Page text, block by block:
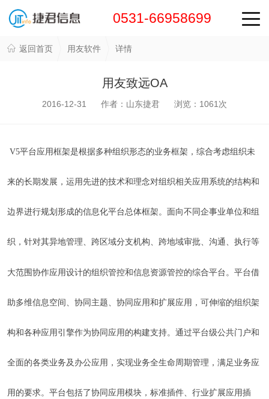
0531-66958699
返回首页 用友软件 详情
用友致远OA
2016-12-31 作者：山东捷君 浏览： 1061 次
V5平台应用框架是根据多种组织形态的业务框架，综合考虑组织未
来的长期发展，运用先进的技术和理念对组织相关应用系统的结构和
边界进行规划形成的信息化平台总体框架。面向不同企事业单位和组
织，针对其异地管理、跨区域分支机构、跨地域审批、沟通、执行等
大范围协作应用设计的组织管控和信息资源管控的综合平台。 平台借
助多维信息空间、协同主题、协同应用和扩展应用，可伸缩的组织架
构和各种应用引擎作为协同应用的构建支持。 通过平台级公共门户和
全面的各类业务及办公应用，实现业务全生命周期管理，满足业务应
用的要求。平台包括了协同应用模块，标准插件、行业扩展应用插